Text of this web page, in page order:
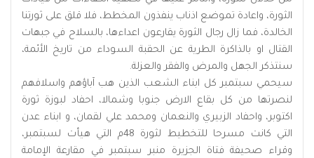
الثورة، واعادة تموضع اذناب ينفذون المخطط، فلا قلق على ثورتنا
الخالدة، فما زال رجال الثورة يقارعون اعداءها، بالسلاح في جبهات
القتال او بالذاكرة الطرية عن الحقبة السوداء من تاريخ الأئمة،
سنتذكر الجهل والمرض والفقر والعزلة.
سيحمي سبتمبر كل ابناء الشعب الذين هب آباؤهم واسلافهم
لنصرتها من كل بقاع الارض جنوبا وشمالا، احفاد لبوزة ثورة
اكتوبر، واحفاد الزبيري والنعمان ومحمد علي لقمان، و ابناء عدن
التي كانت مسرحا للتخطيط لثورة 48م التي هيأت لسبتمبر،
وقراء صحيفة فتاة الجزيرة منبر سبتمبر في مقارعة الإمامة